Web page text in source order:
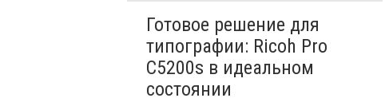
Готовое решение для
типографии: Ricoh Pro
C5200s в идеальном
состоянии